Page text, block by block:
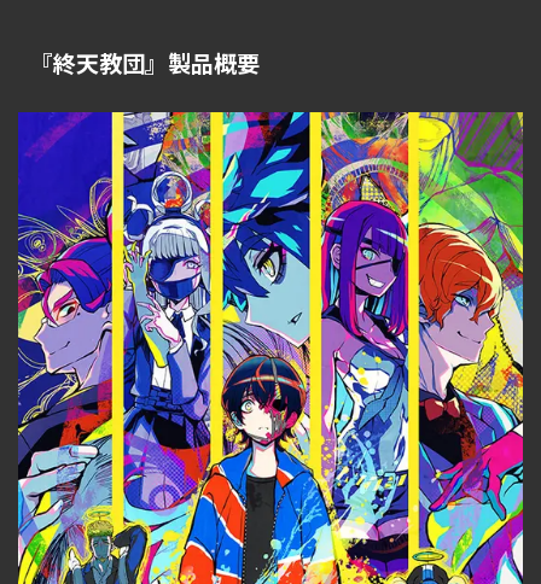
『終天教団』製品概要